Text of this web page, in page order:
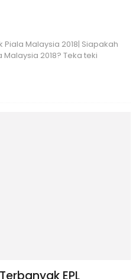
Malaysia 2018| Siapakah
2018? Teka teki
EPL